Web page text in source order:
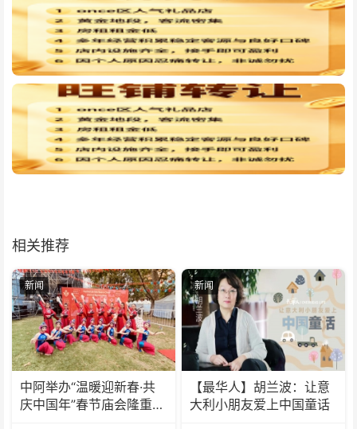
相关推荐
新闻
中阿举办“温暖迎新春·共
庆中国年”春节庙会隆重举
新闻
【最华人】胡兰波：让意
大利小朋友爱上中国童话